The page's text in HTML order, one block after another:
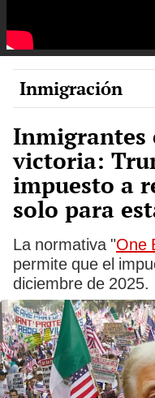
Inmigración
Inmigrantes
victoria:
impuesto a
solo para
La normativa "One
permite que el
diciembre de 2025.